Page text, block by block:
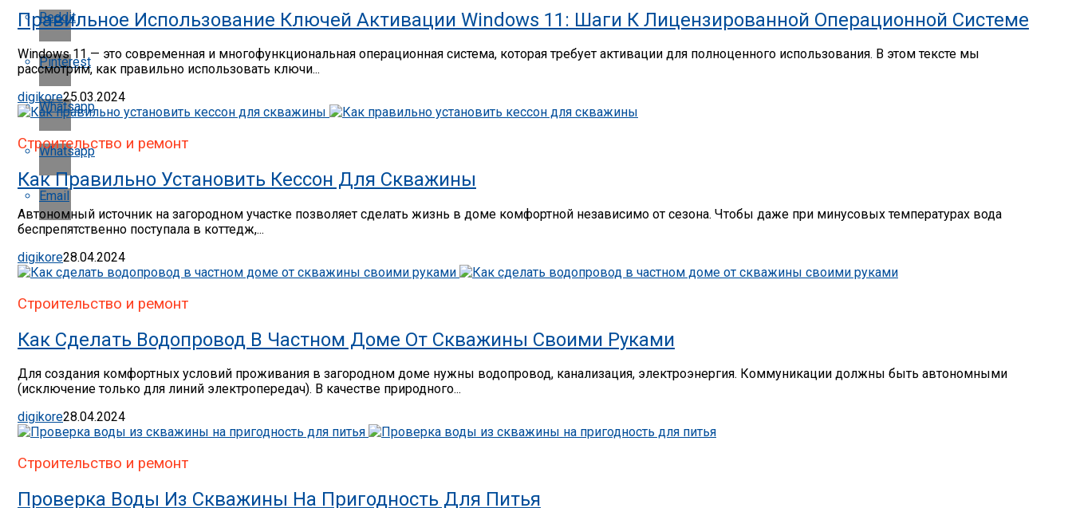
Reddit
Pinterest
Whatsapp
Whatsapp
Email
Правильное Использование Ключей Активации Windows 11: Шаги К Лицензированной Операционной Системе
Windows 11 — это современная и многофункциональная операционная система, которая требует активации для полноценного использования. В этом тексте мы
рассмотрим, как правильно использовать ключи...
digikore25.03.2024
Строительство и ремонт
Как Правильно Установить Кессон Для Скважины
Автономный источник на загородном участке позволяет сделать жизнь в доме комфортной независимо от сезона. Чтобы даже при минусовых температурах вода
беспрепятственно поступала в коттедж,...
digikore28.04.2024
Строительство и ремонт
Как Сделать Водопровод В Частном Доме От Скважины Своими Руками
Для создания комфортных условий проживания в загородном доме нужны водопровод, канализация, электроэнергия. Коммуникации должны быть автономными
(исключение только для линий электропередач). В качестве природного...
digikore28.04.2024
Строительство и ремонт
Проверка Воды Из Скважины На Пригодность Для Питья